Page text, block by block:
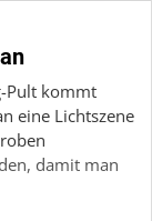
Pult kommt
eine Lichtszene
damit man